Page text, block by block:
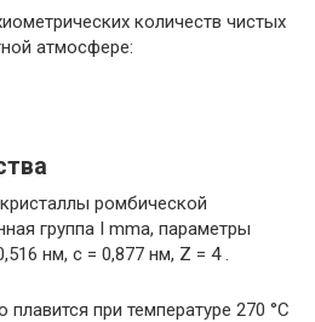
количеств чистых
атмосфере:
ромбической
группа I mma, параметры
нм, c = 0,877 нм, Z = 4 .
при температуре 270 °C